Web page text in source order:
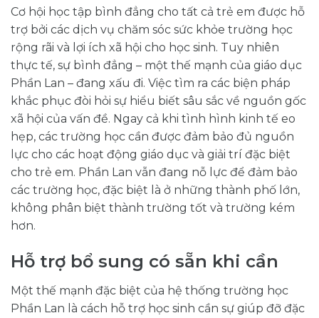
Cơ hội học tập bình đẳng cho tất cả trẻ em được hỗ
trợ bởi các dịch vụ chăm sóc sức khỏe trường học
rộng rãi và lợi ích xã hội cho học sinh. Tuy nhiên
thực tế, sự bình đẳng – một thế mạnh của giáo dục
Phần Lan – đang xấu đi. Việc tìm ra các biện pháp
khắc phục đòi hỏi sự hiểu biết sâu sắc về nguồn gốc
xã hội của vấn đề. Ngay cả khi tình hình kinh tế eo
hẹp, các trường học cần được đảm bảo đủ nguồn
lực cho các hoạt động giáo dục và giải trí đặc biệt
cho trẻ em. Phần Lan vẫn đang nỗ lực để đảm bảo
các trường học, đặc biệt là ở những thành phố lớn,
không phân biệt thành trường tốt và trường kém
hơn.
Hỗ trợ bổ sung có sẵn khi cần
Một thế mạnh đặc biệt của hệ thống trường học
Phần Lan là cách hỗ trợ học sinh cần sự giúp đỡ đặc